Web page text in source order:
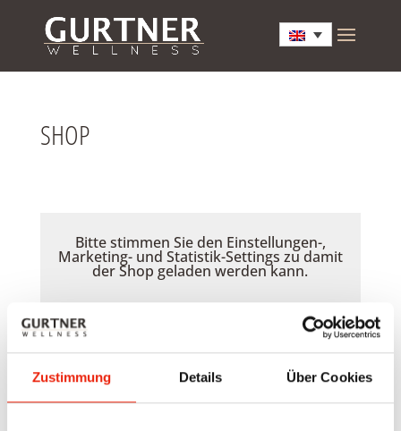
Zustimmung Details Über Cookies
SHOP
Bitte stimmen Sie den Einstellungen-,
Marketing- und Statistik-Settings zu damit
der Shop geladen werden kann.